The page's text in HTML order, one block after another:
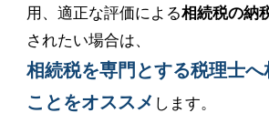
用、適正な評価による相続税の納
されたい場合は、
相続税を専門とする税理士へ
ことをオススメ します。